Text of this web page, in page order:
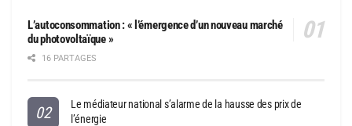
L’autoconsommation : « l’émergence d’un nouveau marché
du photovoltaïque »
16 PARTAGES
Le médiateur national s’alarme de la hausse des prix de
l’énergie